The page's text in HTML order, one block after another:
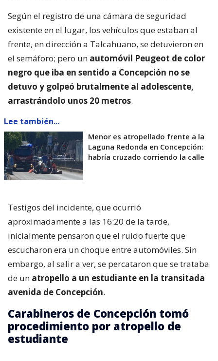
Según el registro de una cámara de seguridad
existente en el lugar, los vehículos que estaban al
frente, en dirección a Talcahuano, se detuvieron en
el semáforo; pero un automóvil Peugeot de color
negro que iba en sentido a Concepción no se
detuvo y golpeó brutalmente al adolescente,
arrastrándolo unos 20 metros.
Lee también...
Menor es atropellado frente a la
Laguna Redonda en Concepción:
habría cruzado corriendo la calle
Testigos del incidente, que ocurrió
aproximadamente a las 16:20 de la tarde,
inicialmente pensaron que el ruido fuerte que
escucharon era un choque entre automóviles. Sin
embargo, al salir a ver, se percataron que se trataba
de un atropello a un estudiante en la transitada
avenida de Concepción.
Carabineros de Concepción tomó
procedimiento por atropello de
estudiante